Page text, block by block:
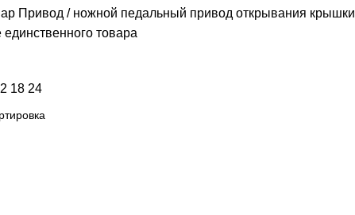
Привод
ножной педальный привод открывания крышки
товара
18 24